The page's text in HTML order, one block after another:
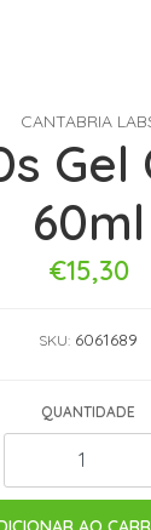
CANTABRIA
Gel
60ml
€15,30
SKU: 6061689
QUANTIDADE